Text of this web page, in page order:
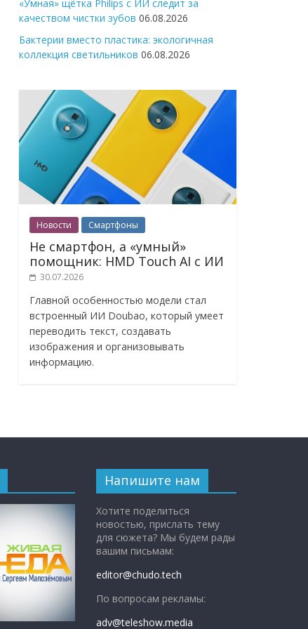
«Умная» щётка Philips с ИИ следит за
качеством чистки зубов 06.08.2026
Бактерии вместо пластика: экологичная
коллекция светильников 06.08.2026
Новости Смартфоны
Не смартфон, а «умный»
помощник: HMD Touch AI с ИИ
30.07.2026
Главной особенностью модели стал
встроенный ИИ Doubao, который умеет
переводить текст, создавать
изображения и организовывать
информацию.
Напишите нам
Хотите поделиться
новостью, прислать тему
для сюжета? Мы будем рады
вашим письмам:
editor@chudo.tech
По вопросам рекламы:
adv@teleshow.media